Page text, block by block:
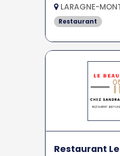
LARAGNE-
Restaurant
Restaurant